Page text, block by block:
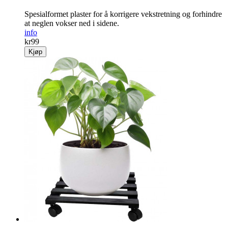
Spesialformet ­plaster for å ­korrigere vekst­retning og forhindre
at neglen vokser ned i sidene.
info
kr99
Kjøp